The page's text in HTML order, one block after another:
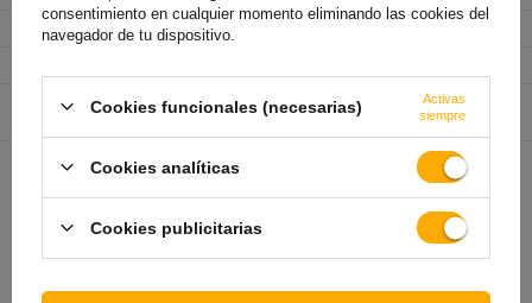
Profundidad
34 mm
Entidad responsable de
KAMAR Knapkiewicz Spółka komandytowo-
akcyjna
TE VA A INTERESAR
consentimiento en cualquier momento eliminando las cookies del
navegador de tu dispositivo.
Cookies funcionales (necesarias)
Activas
siempre
Cookies analíticas
Cookies publicitarias